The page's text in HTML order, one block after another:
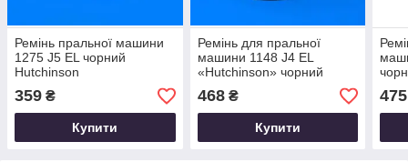
Ремінь пральної машини
1275 J5 EL чорний
Hutchinson
359 ₴
Купити
Ремінь для пральної
машини 1148 J4 EL
«Hutchinson» чорний
468₴
Купити
475